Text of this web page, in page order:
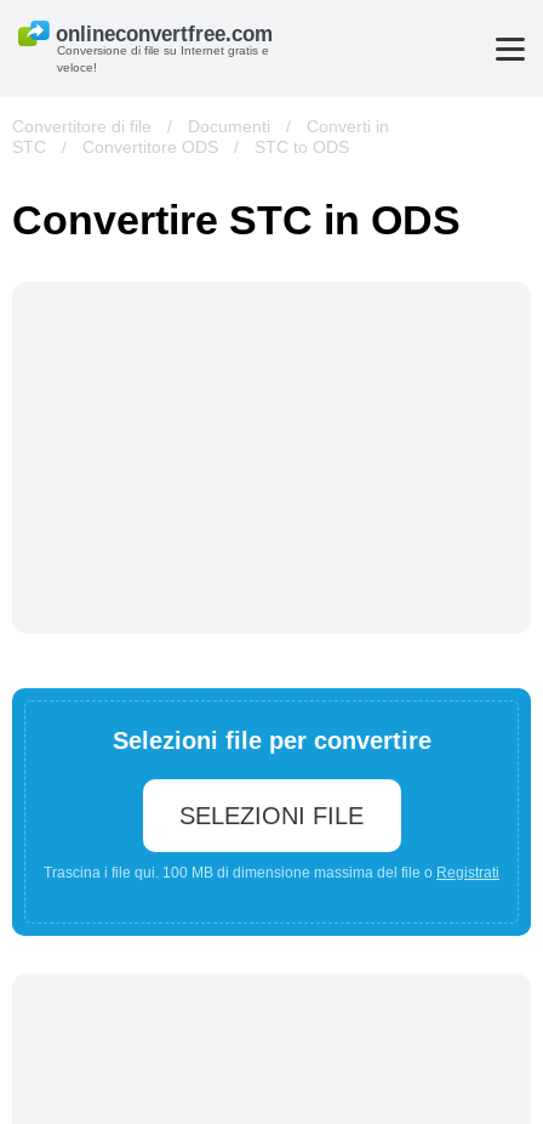
Conversione di file su Internet gratis e
veloce!
Convertitore di file / Documenti /
Converti in
STC
/ Convertitore ODS / STC to ODS
Convertire STC in ODS
Selezioni file per convertire
SELEZIONI FILE
Trascina i file qui. 100 MB di dimensione massima del file o Registrati